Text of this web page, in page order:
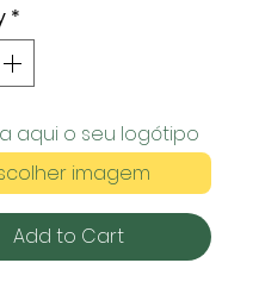
*
aqui o seu logótipo
imagem
Add to Cart